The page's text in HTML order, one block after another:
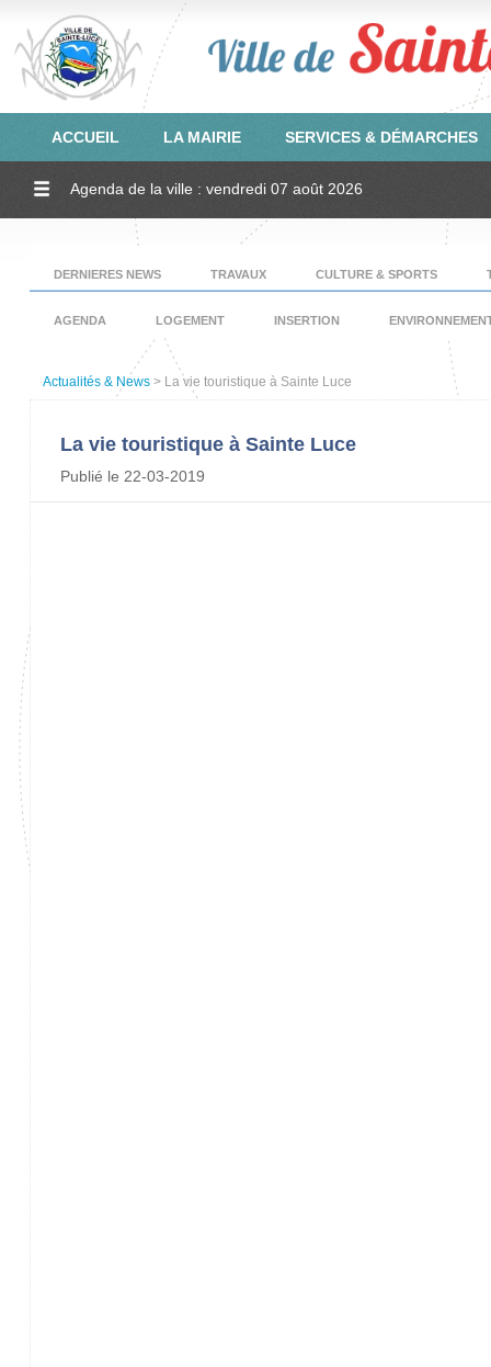
ACCUEIL LA MAIRIE SERVICES & DÉMARCHES
Agenda de la ville : vendredi 07 août 2026
DERNIERES NEWS TRAVAUX CULTURE & SPORTS
AGENDA LOGEMENT INSERTION
Actualités & News > La vie touristique à Sainte Luce
La vie touristique à Sainte Luce
Publié le 22-03-2019